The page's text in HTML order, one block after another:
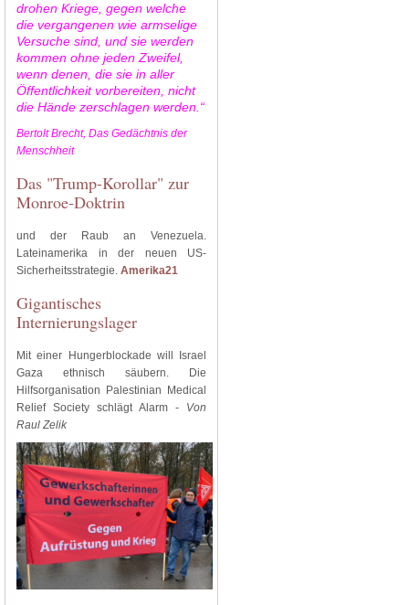
drohen Kriege, gegen welche
die vergangenen wie armselige
Versuche sind, und sie werden
kommen ohne jeden Zweifel,
wenn denen, die sie in aller
Öffentlichkeit vorbereiten, nicht
die Hände zerschlagen werden.“
Bertolt Brecht, Das Gedächtnis der
Menschheit
Das "Trump-Korollar" zur
Monroe-Doktrin
und der Raub an Venezuela.
Lateinamerika in der neuen US-
Sicherheitsstrategie. Amerika21
Gigantisches
Internierungslager
Mit einer Hungerblockade will Israel
Gaza ethnisch säubern. Die
Hilfsorganisation Palestinian Medical
Relief Society schlägt Alarm - Von
Raul Zelik